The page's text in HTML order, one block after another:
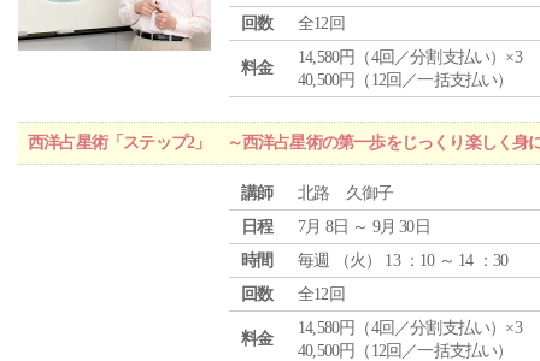
回数
全12回
料金
14,580円（4回／分割支払い）×3
40,500円（12回／一括支払い）
西洋占星術「ステップ2」 ～西洋占星術の第一歩をじっくり楽しく身
講師
北路 久御子
日程
7月 8日 ～ 9月 30日
時間
毎週 （火 ） 13 ：10 ～ 14 ：30
回数
全12回
料金
14,580円（4回／分割支払い）×3
40,500円（12回／一括支払い）